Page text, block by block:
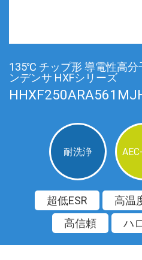
135℃ チップ形 導電性高
ンデンサ HXFシリーズ
耐洗浄
超低ESR 高温
高信頼
ハ